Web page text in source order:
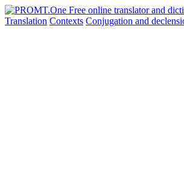
Translation Contexts Conjugation and